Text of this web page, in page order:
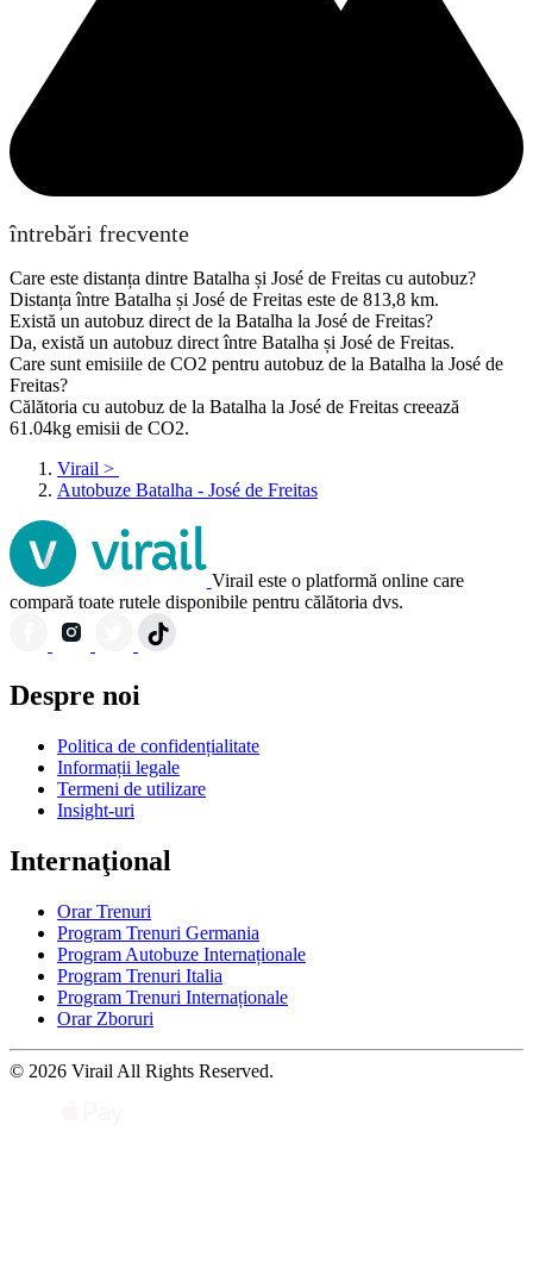
întrebări frecvente
Care este distanța dintre Batalha și José de Freitas cu autobuz?
Distanța între Batalha și José de Freitas este de 813,8 km.
Există un autobuz direct de la Batalha la José de Freitas?
Da, există un autobuz direct între Batalha și José de Freitas.
Care sunt emisiile de CO2 pentru autobuz de la Batalha la José de
Freitas?
Călătoria cu autobuz de la Batalha la José de Freitas creează
61.04kg emisii de CO2.
Virail >
Autobuze Batalha - José de Freitas
Virail este o platformă online care
compară toate rutele disponibile pentru călătoria dvs.
Despre noi
Politica de confidențialitate
Informații legale
Termeni de utilizare
Insight-uri
Internaţional
Orar Trenuri
Program Trenuri Germania
Program Autobuze Internaționale
Program Trenuri Italia
Program Trenuri Internaționale
Orar Zboruri
© 2026 Virail All Rights Reserved.